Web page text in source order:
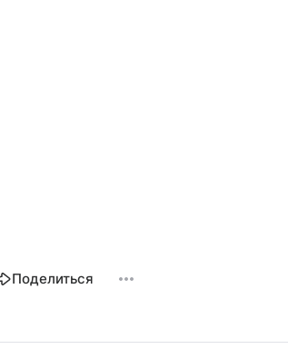
Поделиться